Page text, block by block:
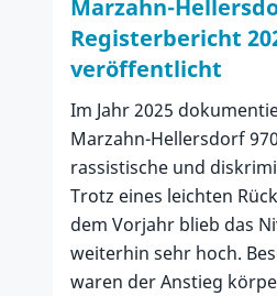
Marzahn-
Registerbericht
veröffentlicht
Im Jahr 2025
Marzahn-Hellersdorf
rassistische und
Trotz eines leichten
dem Vorjahr blieb das
weiterhin sehr hoch.
waren der Anstieg